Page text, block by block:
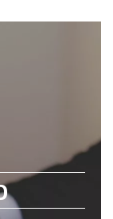
לכל
2026. The